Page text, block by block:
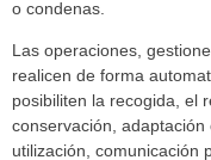
o condenas.
Las operaciones,
realicen de forma
posibiliten la recogida, el
conservación,
utilización, comunicación